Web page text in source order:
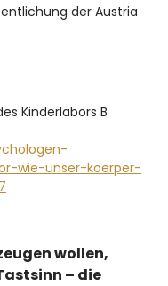
der Austria
Kinderlabors B
wie-unser-koerper-
wollen,
– die